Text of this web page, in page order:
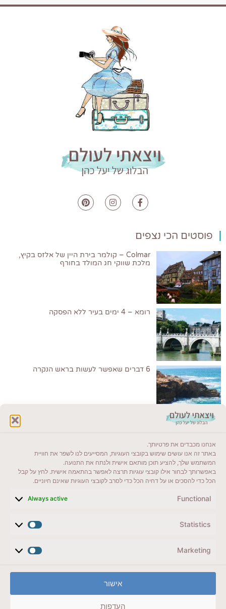
אנחנו מכבדים את פרטיותך.
באתר זה אנו עושים שימוש בקובצי העוגיות, המסייעים לנו לשפר את חוויית
המשתמש שלך, להציע תוכן מותאם אישית ולנתח את התנועה.
באפשרותך לבחור אילו קובצי עוגיות תרצה לאפשר בהתאמה אישית. לחץ על קבל
הכל כדי להסכים או על דחיה הכל כדי לסרב לקובצי העוגיות שאינם חיוניים.
Functional
Always active
Statistics
Marketing
אישור
העדפות
פוסטים הכי נצפים
Colmar – קולמר בירת היין של אלזס בקיץ,
מלכת שווקי חג המולד בחורף
רומא – 4 ימים בעיר ללא הפסקה
6 דברים שאפשר לעשות בראש הנקרה
ייעדים מומלצים
מדריכים ועזרים
לשליחת הודעת וואטסאפ
veyatsati.laolam@gmail.com
מדיניות פרטיות // תנאי שימוש באתר